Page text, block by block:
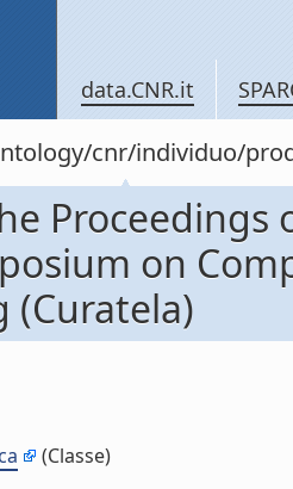
data.CNR.it
cnr/individuo/
on
(Curatela)
(Classe)